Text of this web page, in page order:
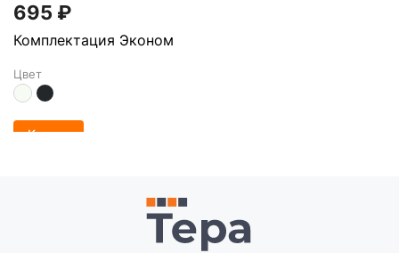
695 ₽
Комплектация Эконом
Цвет
Купить